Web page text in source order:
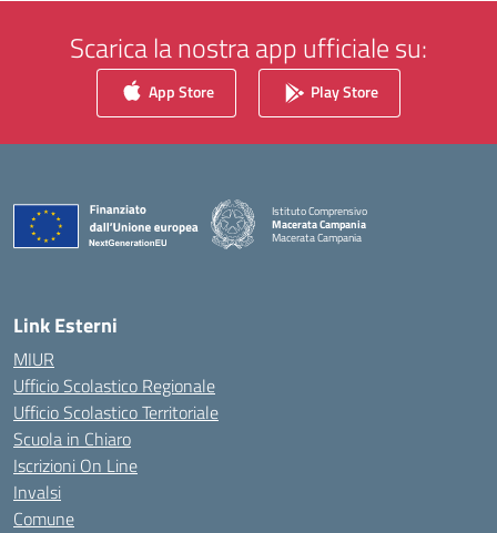
Scarica la nostra app ufficiale su:
App Store Play Store
Istituto Comprensivo
Macerata Campania
Macerata Campania
— Visita la pagina iniziale della scuola
Link Esterni
MIUR
Ufficio Scolastico Regionale
Ufficio Scolastico Territoriale
Scuola in Chiaro
Iscrizioni On Line
Invalsi
Comune